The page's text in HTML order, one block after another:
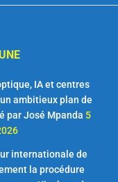
IA et centres
ambitieux plan de
par José Mpanda 5
internationale de
la procédure